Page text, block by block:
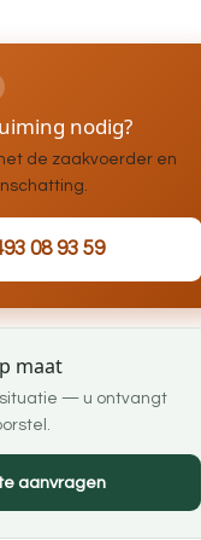
nodig?
de zaakvoerder en
08 93 59
maat
situatie — u ontvangt
aanvragen